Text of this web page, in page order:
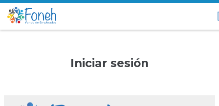
Iniciar sesión